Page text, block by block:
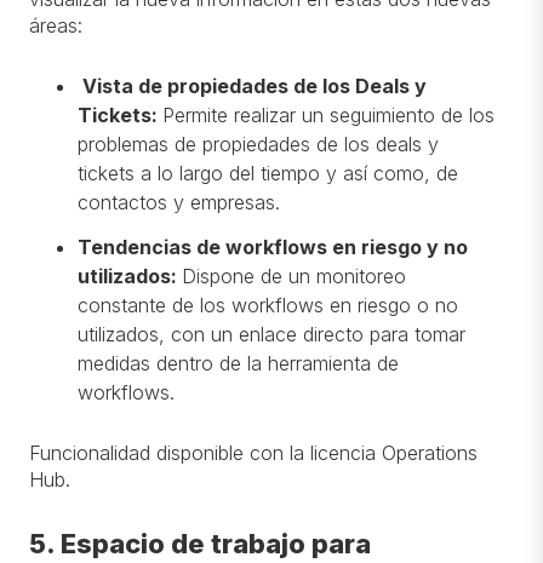
áreas:
Vista de propiedades de los Deals y
Tickets: Permite realizar un seguimiento de los
problemas de propiedades de los deals y
tickets a lo largo del tiempo y así como, de
contactos y empresas.
Tendencias de workflows en riesgo y no
utilizados: Dispone de un monitoreo
constante de los workflows en riesgo o no
utilizados, con un enlace directo para tomar
medidas dentro de la herramienta de
workflows.
Funcionalidad disponible con la licencia Operations
Hub.
5. Espacio de trabajo para